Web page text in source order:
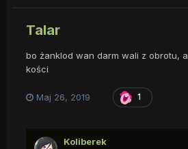
Talar
bo żanklod wan darm wali z obrotu,
kości
Maj 26, 2019 1
Koliberek